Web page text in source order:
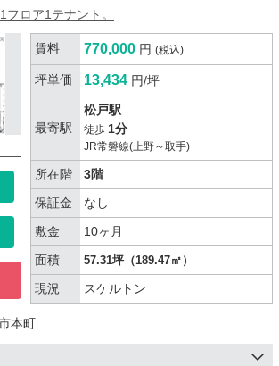
ロア1テナント。
賃料 770,000 円 (税込)
坪単価 13,434 円/坪
最寄駅
松戸駅
徒歩 1分
JR常磐線(上野～取手)
所在階
3階
保証金
なし
敷金
10ヶ月
面積
57.31坪（189.47㎡）
現況 スケルトン
本町